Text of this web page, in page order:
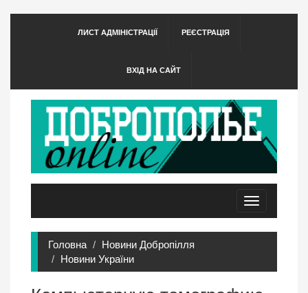
ЛИСТ АДМІНІСТРАЦІЇ РЕЄСТРАЦІЯ
ВХІД НА САЙТ
Toggle
navigation
Головна
Новини Добропілля
Новини України